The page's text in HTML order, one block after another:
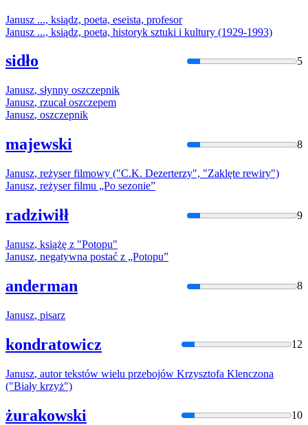
Janusz ..., ksiądz, poeta, eseista, profesor
Janusz ..., ksiądz, poeta, historyk sztuki i kultury (1929-1993)
sidło 5
Janusz, słynny oszczepnik
Janusz, rzucał oszczepem
Janusz, oszczepnik
majewski 8
Janusz, reżyser filmowy ("C.K. Dezerterzy", "Zaklęte rewiry")
Janusz, reżyser filmu „Po sezonie”
radziwiłł 9
Janusz, książę z "Potopu"
Janusz, negatywna postać z „Potopu”
anderman 8
Janusz, pisarz
kondratowicz 12
Janusz, autor tekstów wielu przebojów Krzysztofa Klenczona
("Biały krzyż")
żurakowski 10